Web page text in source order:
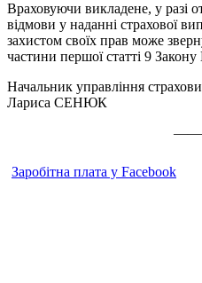
Враховуючи викладене, у разі
відмови у наданні страхової
захистом своїх прав може
частини першої статті 9 Закону
Начальник управління
Лариса СЕНЮК
Заробітна плата у Facebook